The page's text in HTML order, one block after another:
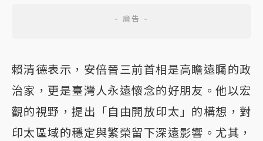
賴清德表示，安倍晉三前首相是高瞻遠矚的政
治家，更是臺灣人永遠懷念的好朋友。他以宏
觀的視野，提出「自由開放印太」的構想，對
印太區域的穩定與繁榮留下深遠影響。尤其，